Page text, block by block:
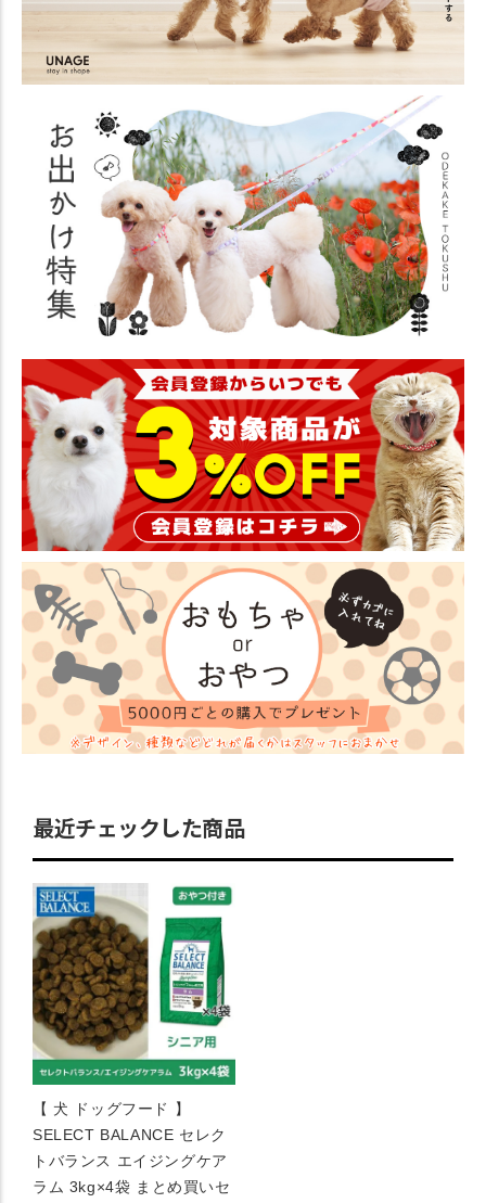
最近チェックした商品
【 犬 ドッグフード 】
SELECT BALANCE セレク
トバランス エイジングケア
ラム 3kg×4袋 まとめ買いセ